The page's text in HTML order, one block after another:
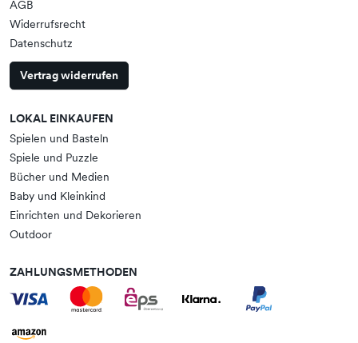
AGB
Widerrufsrecht
Datenschutz
Vertrag widerrufen
LOKAL EINKAUFEN
Spielen und Basteln
Spiele und Puzzle
Bücher und Medien
Baby und Kleinkind
Einrichten und Dekorieren
Outdoor
ZAHLUNGSMETHODEN